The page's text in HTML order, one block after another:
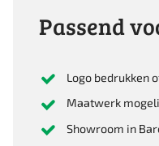
Passend
Logo bedrukken
Maatwerk
Showroom in